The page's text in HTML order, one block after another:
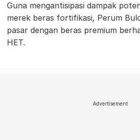
Guna mengantisipasi dampak
merek beras fortifikasi, Perum
pasar dengan beras premium
HET.
Advertisement